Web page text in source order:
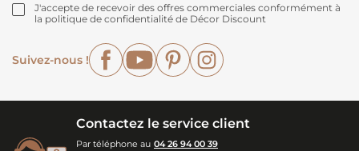
J'accepte de recevoir des offres commerciales conformément à
la politique de confidentialité de Décor Discount
Suivez-nous !
FacebookYouTubePinterest
Contactez le service client
Par téléphone au 04 26 94 00 39